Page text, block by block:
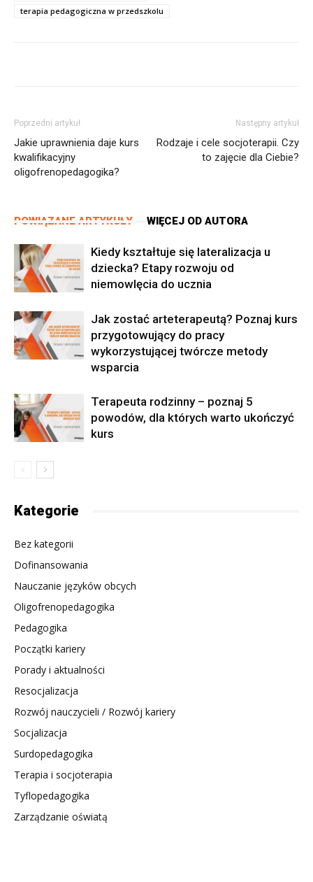
terapia pedagogiczna w przedszkolu
Poprzedni artykuł
Jakie uprawnienia daje kurs
kwalifikacyjny
oligofrenopedagogika?
Następny artykuł
Rodzaje i cele socjoterapii. Czy
to zajęcie dla Ciebie?
POWIĄZANE ARTYKUŁY WIĘCEJ OD AUTORA
Kiedy kształtuje się lateralizacja u
dziecka? Etapy rozwoju od
niemowlęcia do ucznia
Jak zostać arteterapeutą? Poznaj kurs
przygotowujący do pracy
wykorzystującej twórcze metody
wsparcia
Terapeuta rodzinny – poznaj 5
powodów, dla których warto ukończyć
kurs
Kategorie
Bez kategorii
Dofinansowania
Nauczanie języków obcych
Oligofrenopedagogika
Pedagogika
Początki kariery
Porady i aktualności
Resocjalizacja
Rozwój nauczycieli / Rozwój kariery
Socjalizacja
Surdopedagogika
Terapia i socjoterapia
Tyflopedagogika
Zarządzanie oświatą